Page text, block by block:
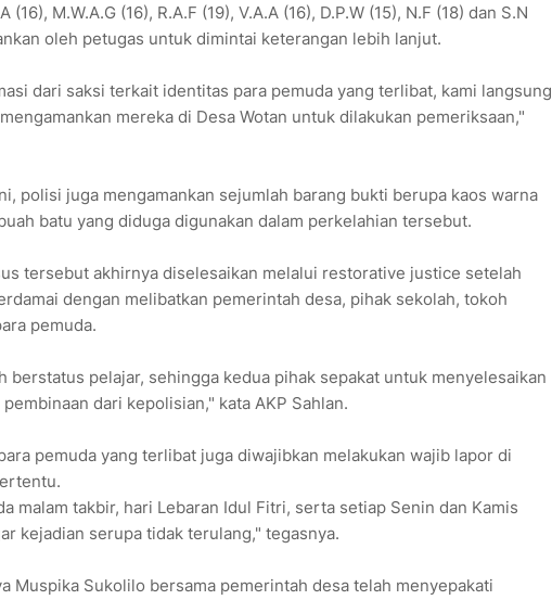
(16), M.W.A.G (16), R.A.F (19), V.A.A (16), D.P.W (15), N.F (18) dan S.N
oleh petugas untuk dimintai keterangan lebih lanjut.
dari saksi terkait identitas para pemuda yang terlibat, kami langsung
mereka di Desa Wotan untuk dilakukan pemeriksaan,"
polisi juga mengamankan sejumlah barang bukti berupa kaos warna
batu yang diduga digunakan dalam perkelahian tersebut.
tersebut akhirnya diselesaikan melalui restorative justice setelah
dengan melibatkan pemerintah desa, pihak sekolah, tokoh
pemuda.
berstatus pelajar, sehingga kedua pihak sepakat untuk menyelesaikan
dari kepolisian," kata AKP Sahlan.
pemuda yang terlibat juga diwajibkan melakukan wajib lapor di
malam takbir, hari Lebaran Idul Fitri, serta setiap Senin dan Kamis
kejadian serupa tidak terulang," tegasnya.
Muspika Sukolilo bersama pemerintah desa telah menyepakati